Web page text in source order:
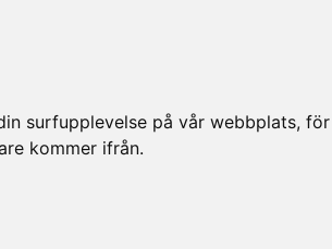
surfupplevelse på vår webbplats,
kommer ifrån.